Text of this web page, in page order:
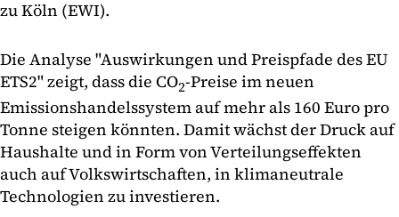
zu Köln (EWI).
Die Analyse "Auswirkungen und Preispfade des EU
ETS2" zeigt, dass die CO2-Preise im neuen
Emissionshandelssystem auf mehr als 160 Euro pro
Tonne steigen könnten. Damit wächst der Druck auf
Haushalte und in Form von Verteilungseffekten
auch auf Volkswirtschaften, in klimaneutrale
Technologien zu investieren.